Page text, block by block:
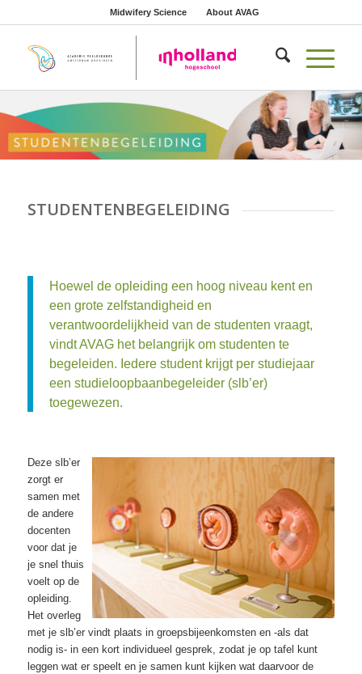
Midwifery Science About AVAG
STUDENTENBEGELEIDING
Hoewel de opleiding een hoog niveau kent en
een grote zelfstandigheid en
verantwoordelijkheid van de studenten vraagt,
vindt AVAG het belangrijk om studenten te
begeleiden. Iedere student krijgt per studiejaar
een studieloopbaanbegeleider (slb’er)
toegewezen.
Deze slb’er
zorgt er
samen met
de andere
docenten
voor dat je
je snel thuis
voelt op de
opleiding.
Het overleg
met je slb’er vindt plaats in groepsbijeenkomsten en -als dat
nodig is- in een kort individueel gesprek, zodat je op tafel kunt
leggen wat er speelt en je samen kunt kijken wat daarvoor de